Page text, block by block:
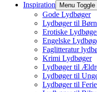
Inspiration
Menu Toggle
Gode Lydbøger
Lydbøger til Børn
Erotiske
Engelske
Faglitteratur
Krimi Lydbøger
Lydbøger til
Lydbøger til
Lydbøger til